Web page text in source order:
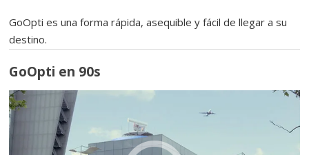
GoOpti es una forma rápida, asequible y fácil de llegar a su
destino.
GoOpti en 90s